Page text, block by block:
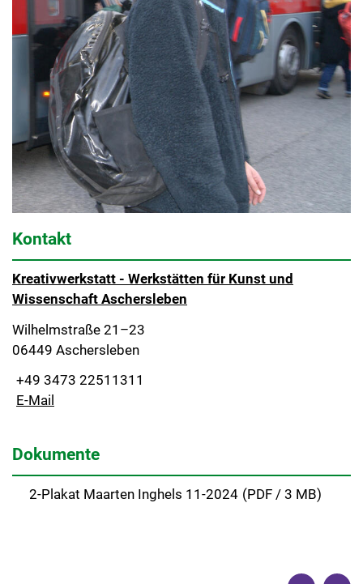
Kontakt
Kreativwerkstatt - Werkstätten für Kunst und
Wissenschaft Aschersleben
Wilhelmstraße 21–23
06449 Aschersleben
+49 3473 22511311
E-Mail
Dokumente
2-Plakat Maarten Inghels 11-2024 (PDF / 3 MB)